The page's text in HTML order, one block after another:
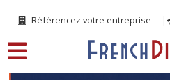
Référencez votre entreprise